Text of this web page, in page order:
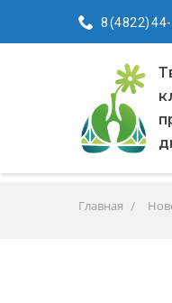
8 (4822)
Главная